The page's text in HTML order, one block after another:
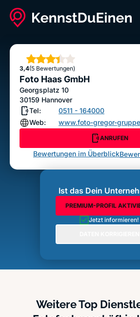
Foto Haas
3,4
Sterne
(5 Bewertungen)
Foto Haas GmbH
Georgsplatz 10
30159 Hannover
Tel:
0511 - 164000
Web:
www.foto-gregor-
ANRUFEN
Bewertungen im Überblick
Ist das Dein
PREMIUM-PROFIL
Jetzt informieren!
Weitere Top